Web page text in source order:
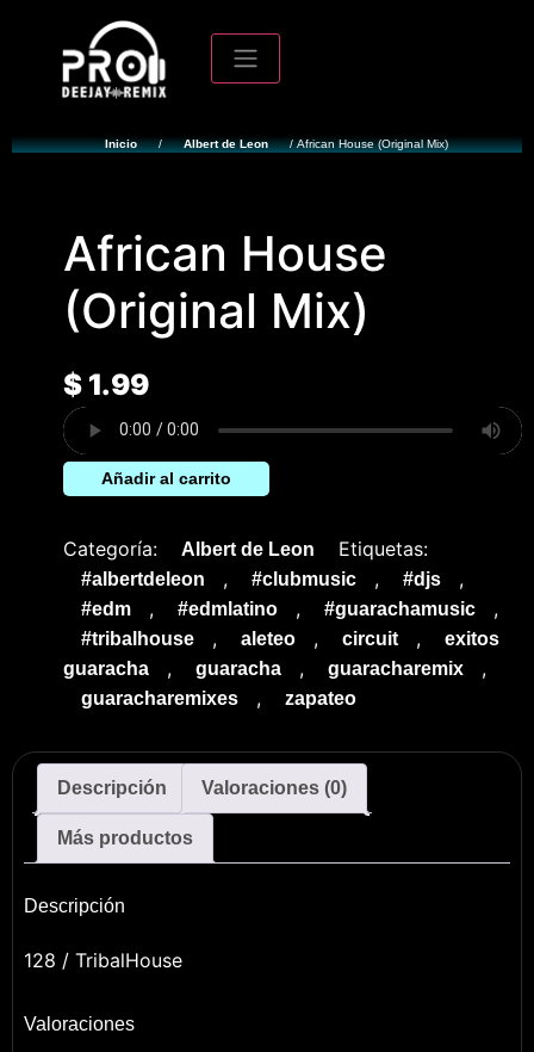
Inicio / Albert de Leon / African House (Original Mix)
African House
(Original Mix)
$1.99
Añadir al carrito
Categoría: Albert de Leon Etiquetas:
#albertdeleon , #clubmusic , #djs ,
#edm , #edmlatino , #guarachamusic ,
#tribalhouse , aleteo , circuit ,
exitos
guaracha
, guaracha , guaracharemix ,
guaracharemixes , zapateo
Descripción Valoraciones (0)
Más productos
Descripción
128 / TribalHouse
Valoraciones